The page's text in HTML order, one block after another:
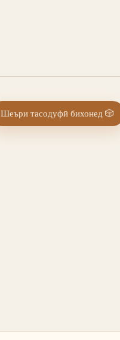
Шеъри тасодуфӣ бихонед 🎲